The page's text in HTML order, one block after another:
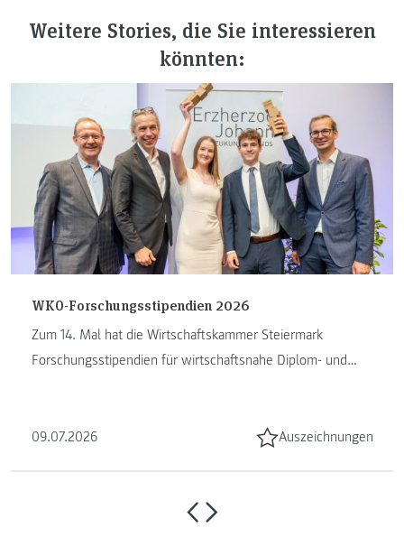
Weitere Stories, die Sie interessieren
könnten:
WKO-Forschungsstipendien 2026
Zum 14. Mal hat die Wirtschaftskammer Steiermark
Forschungsstipendien für wirtschaftsnahe Diplom- und
09.07.2026 Auszeichnungen